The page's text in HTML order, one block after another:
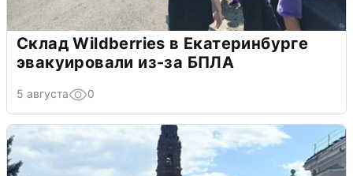
Склад Wildberries в Екатеринбурге
эвакуировали из-за БПЛА
5 августа 0